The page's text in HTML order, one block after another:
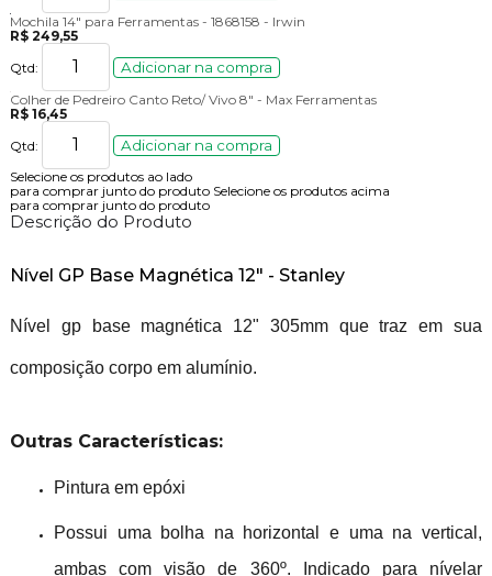
Mochila 14" para Ferramentas - 1868158 - Irwin
R$ 249,55
Qtd:
Adicionar na compra
Colher de Pedreiro Canto Reto/ Vivo 8" - Max Ferramentas
R$ 16,45
Qtd:
Adicionar na compra
Selecione os produtos ao lado
para comprar junto do produto Selecione os produtos acima
para comprar junto do produto
Descrição do Produto
Nível GP Base Magnética 12" - Stanley
Nível gp base magnética 12" 305mm que traz em sua
composição corpo em alumínio.
Outras Características:
Pintura em epóxi
Possui uma bolha na horizontal e uma na vertical,
ambas com visão de 360º. Indicado para nívelar